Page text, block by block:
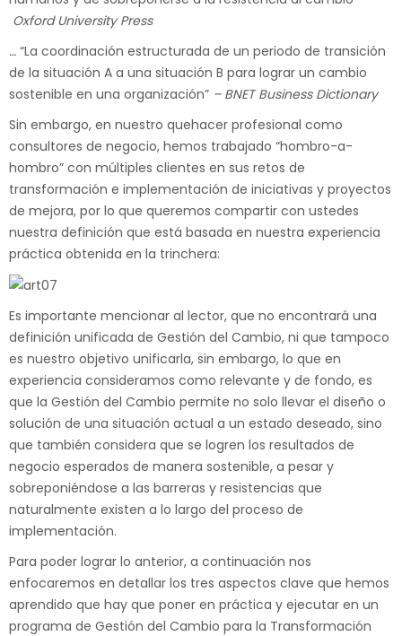
Oxford University Press
… “La coordinación estructurada de un periodo de transición
de la situación A a una situación B para lograr un cambio
sostenible en una organización” – BNET Business Dictionary
Sin embargo, en nuestro quehacer profesional como
consultores de negocio, hemos trabajado “hombro-a-
hombro” con múltiples clientes en sus retos de
transformación e implementación de iniciativas y proyectos
de mejora, por lo que queremos compartir con ustedes
nuestra definición que está basada en nuestra experiencia
práctica obtenida en la trinchera:
Es importante mencionar al lector, que no encontrará una
definición unificada de Gestión del Cambio, ni que tampoco
es nuestro objetivo unificarla, sin embargo, lo que en
experiencia consideramos como relevante y de fondo, es
que la Gestión del Cambio permite no solo llevar el diseño o
solución de una situación actual a un estado deseado, sino
que también considera que se logren los resultados de
negocio esperados de manera sostenible, a pesar y
sobreponiéndose a las barreras y resistencias que
naturalmente existen a lo largo del proceso de
implementación.
Para poder lograr lo anterior, a continuación nos
enfocaremos en detallar los tres aspectos clave que hemos
aprendido que hay que poner en práctica y ejecutar en un
programa de Gestión del Cambio para la Transformación